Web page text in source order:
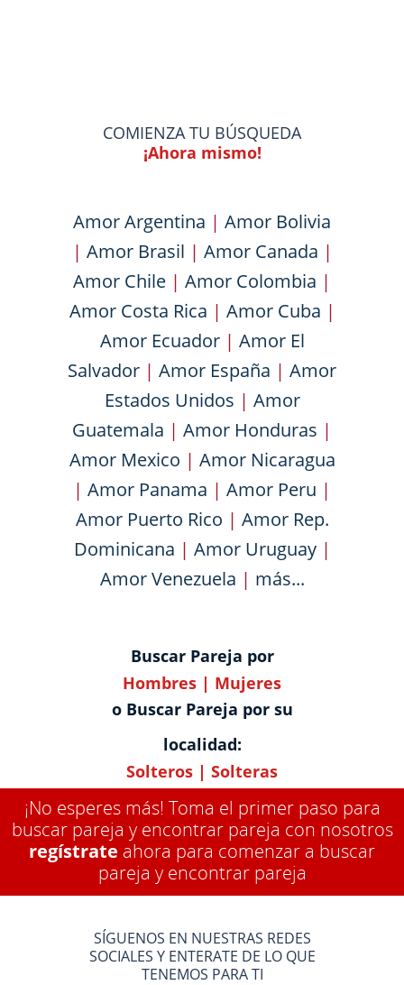
COMIENZA TU BÚSQUEDA
¡Ahora mismo!
Amor Argentina | Amor Bolivia
| Amor Brasil | Amor Canada |
Amor Chile | Amor Colombia |
Amor Costa Rica | Amor Cuba |
Amor Ecuador| Amor El
Salvador | Amor España | Amor
Estados Unidos | Amor
Guatemala | Amor Honduras |
Amor Mexico | Amor Nicaragua
| Amor Panama | Amor Peru |
Amor Puerto Rico | Amor Rep.
Dominicana | Amor Uruguay|
Amor Venezuela | más...
Buscar Pareja por
Hombres | Mujeres
o Buscar Pareja por su
localidad:
Solteros | Solteras
¡No esperes más! Toma el primer paso para
buscar pareja y encontrar pareja con nosotros
regístrate ahora para comenzar a buscar
pareja y encontrar pareja
SÍGUENOS EN NUESTRAS REDES
SOCIALES Y ENTERATE DE LO QUE
TENEMOS PARA TI